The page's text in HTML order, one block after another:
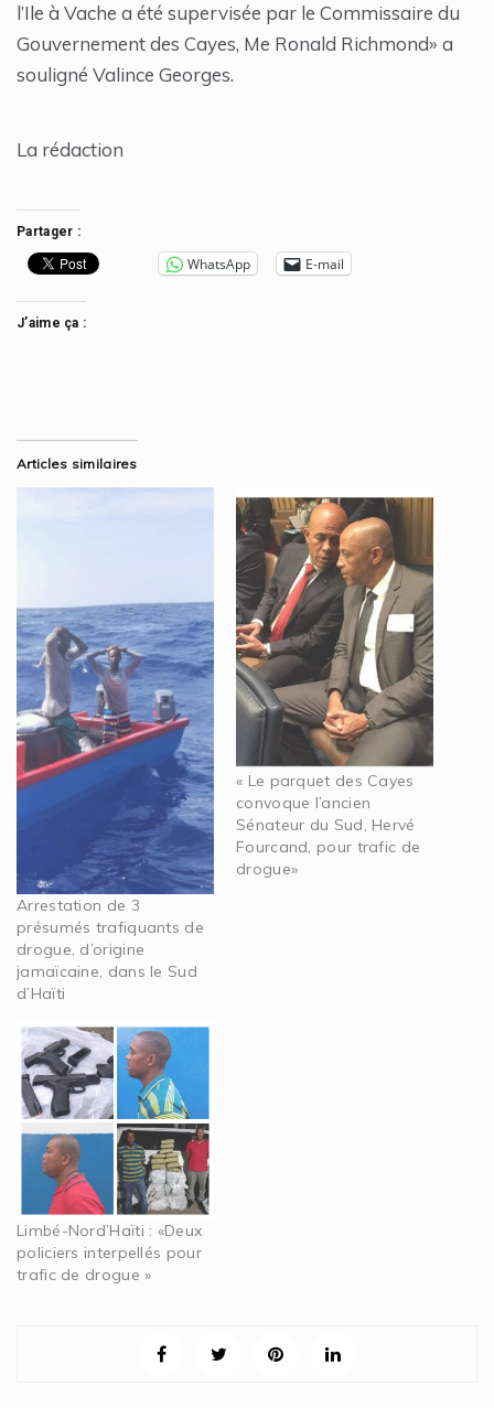
l’Ile à Vache a été supervisée par le Commissaire du
Gouvernement des Cayes, Me Ronald Richmond» a
souligné Valince Georges.
La rédaction
Partager :
WhatsApp E-mail
J’aime ça :
Articles similaires
Arrestation de 3
présumés trafiquants de
drogue, d’origine
jamaïcaine, dans le Sud
d’Haïti
« Le parquet des Cayes
convoque l’ancien
Sénateur du Sud, Hervé
Fourcand, pour trafic de
drogue»
Limbé-Nord’Haïti : «Deux
policiers interpellés pour
trafic de drogue »